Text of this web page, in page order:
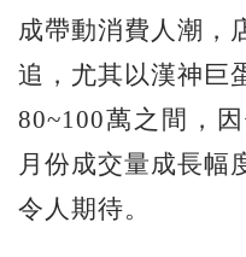
成帶動消費人潮，
追，尤其以漢神巨
80~100萬之間，
月份成交量成長幅
令人期待。